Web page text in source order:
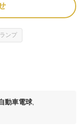
ンプ
動車電球